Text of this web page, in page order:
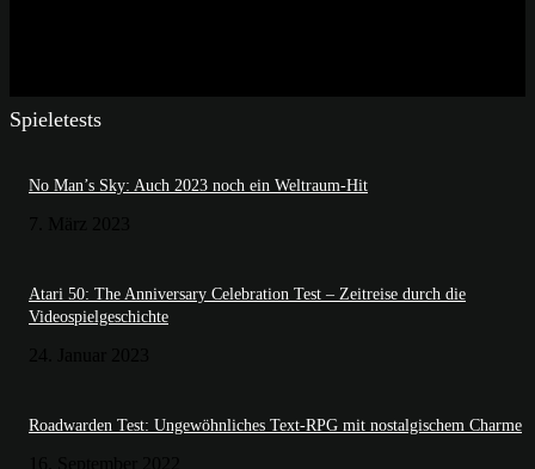
Spieletests
No Man’s Sky: Auch 2023 noch ein Weltraum-Hit
Atari 50: The Anniversary Celebration Test – Zeitreise durch die
Videospielgeschichte
Roadwarden Test: Ungewöhnliches Text-RPG mit nostalgischem Charme